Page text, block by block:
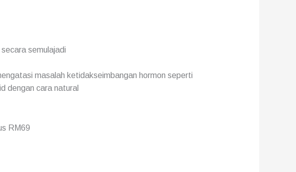
semulajadi
masalah ketidakseimbangan hormon seperti
dengan cara natural
RM69